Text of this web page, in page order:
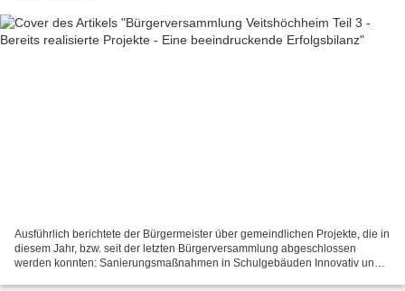
Ausführlich berichtete der Bürgermeister über gemeindlichen Projekte, die in
diesem Jahr, bzw. seit der letzten Bürgerversammlung abgeschlossen
werden konnten: Sanierungsmaßnahmen in Schulgebäuden Innovativ und